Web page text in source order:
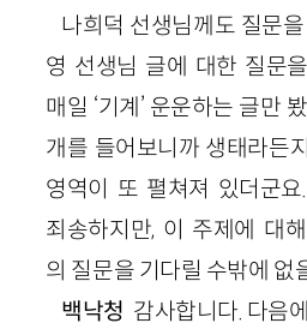
나희덕 선생님께도 질문
영 선생님 글에 대한 질문
매일 ‘기계’ 운운하는 글만
개를 들어보니까 생태라든
영역이 또 펼쳐져 있더군
죄송하지만, 이 주제에 대
의 질문을 기다릴 수밖에 없
백낙청 감사합니다. 다음